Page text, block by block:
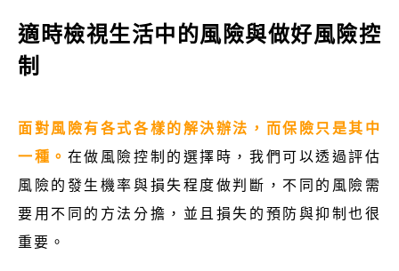
適時檢視生活中的風險與做好風險控
制
面對風險有各式各樣的解決辦法，而保險只是其中
一種。 在做風險控制的選擇時，我們可以透過評估
風險的發生機率與損失程度做判斷，不同的風險需
要用不同的方法分擔，並且損失的預防與抑制也很
重要。